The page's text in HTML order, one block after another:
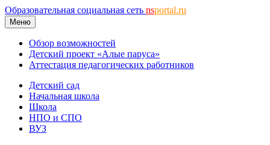
Образовательная социальная сеть nsportal.ru
Меню
Обзор возможностей
Детский проект «Алые паруса»
Аттестация педагогических работников
Детский сад
Начальная школа
Школа
НПО и СПО
ВУЗ